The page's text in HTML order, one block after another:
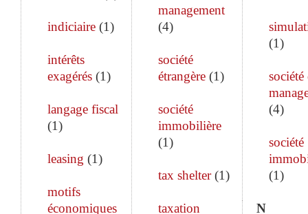
indiciaire (1)
intérêts
exagérés (1)
langage fiscal
(1)
leasing (1)
motifs
économiques
management
(4)
société
étrangère(1)
société
immobilière
(1)
tax shelter(1)
taxation
(1)
société
(4)
société
(1)
N